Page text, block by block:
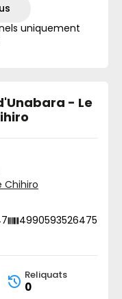
uniquement
- Le
Chihiro
4990593526475
Reliquats
0